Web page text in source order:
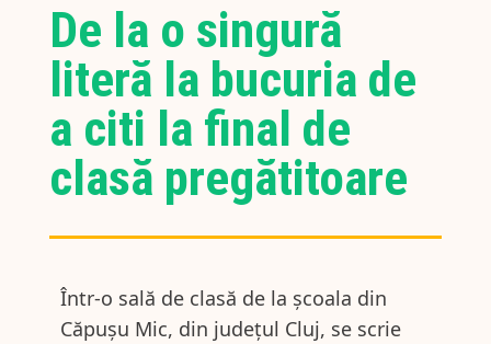
De la o singură
literă la bucuria de
a citi la final de
clasă pregătitoare
Într-o sală de clasă de la școala din
Căpușu Mic, din județul Cluj, se scrie